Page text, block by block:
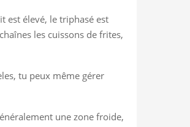
est élevé, le triphasé est
les cuissons de frites,
tu peux même gérer
une zone froide,